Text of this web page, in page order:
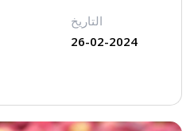
التاريخ
26-02-2024